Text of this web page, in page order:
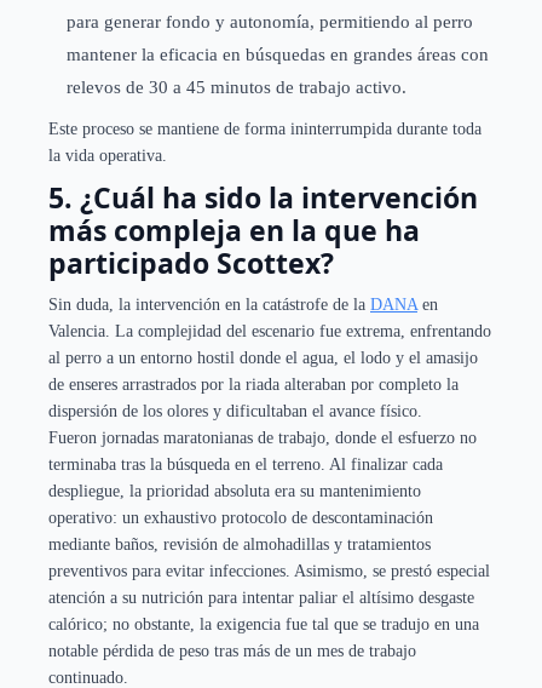
para generar fondo y autonomía, permitiendo al perro
mantener la eficacia en búsquedas en grandes áreas con
relevos de 30 a 45 minutos de trabajo activo.
Este proceso se mantiene de forma ininterrumpida durante toda
la vida operativa.
5. ¿Cuál ha sido la intervención
más compleja en la que ha
participado Scottex?
Sin duda, la intervención en la catástrofe de la DANA en
Valencia. La complejidad del escenario fue extrema, enfrentando
al perro a un entorno hostil donde el agua, el lodo y el amasijo
de enseres arrastrados por la riada alteraban por completo la
dispersión de los olores y dificultaban el avance físico.
Fueron jornadas maratonianas de trabajo, donde el esfuerzo no
terminaba tras la búsqueda en el terreno. Al finalizar cada
despliegue, la prioridad absoluta era su mantenimiento
operativo: un exhaustivo protocolo de descontaminación
mediante baños, revisión de almohadillas y tratamientos
preventivos para evitar infecciones. Asimismo, se prestó especial
atención a su nutrición para intentar paliar el altísimo desgaste
calórico; no obstante, la exigencia fue tal que se tradujo en una
notable pérdida de peso tras más de un mes de trabajo
continuado.